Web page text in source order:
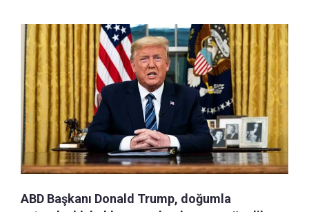
ABD Başkanı Donald Trump, doğumla